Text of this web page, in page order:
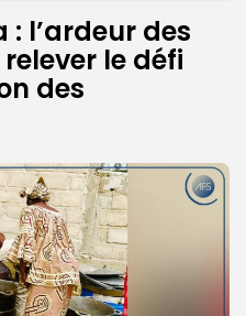
l’ardeur des
le défi
des